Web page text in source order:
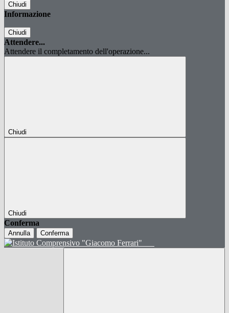
Chiudi
Informazione
Chiudi
Attendere...
Attendere il completamento dell'operazione...
Chiudi
Chiudi
Conferma
Annulla Conferma